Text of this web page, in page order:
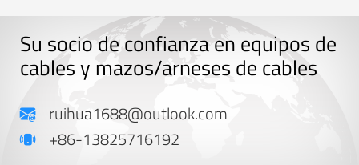
Su socio de confianza en equipos de
cables y mazos/arneses de cables
ruihua1688@outlook.com
+86-13825716192